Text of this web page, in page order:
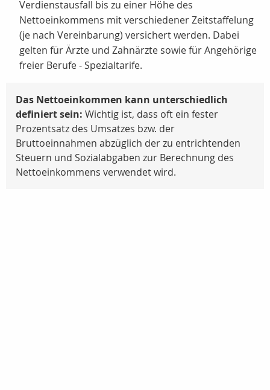
Verdienstausfall bis zu einer Höhe des
Nettoeinkommens mit verschiedener Zeitstaffelung
(je nach Vereinbarung) versichert werden. Dabei
gelten für Ärzte und Zahnärzte sowie für Angehörige
freier Berufe - Spezialtarife.
Das Nettoeinkommen kann unterschiedlich
definiert sein: Wichtig ist, dass oft ein fester
Prozentsatz des Umsatzes bzw. der
Bruttoeinnahmen abzüglich der zu entrichtenden
Steuern und Sozialabgaben zur Berechnung des
Nettoeinkommens verwendet wird.